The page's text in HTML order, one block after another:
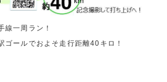
線一周ラン！
ゴールでおよそ走行距離40キロ！